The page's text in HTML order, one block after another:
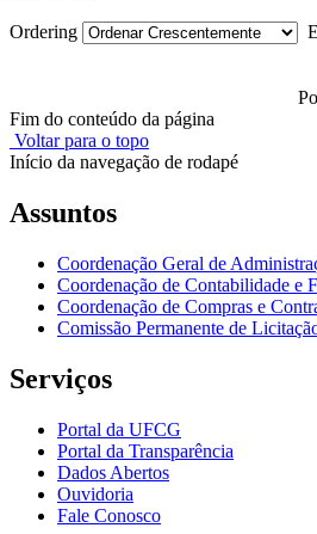
Ordering
Fim do conteúdo da página
Voltar para o topo
Início da navegação de rodapé
Assuntos
Coordenação Geral de
Coordenação de Contabilidade e
Coordenação de Compras e
Comissão Permanente de
Serviços
Portal da UFCG
Portal da Transparência
Dados Abertos
Ouvidoria
Fale Conosco